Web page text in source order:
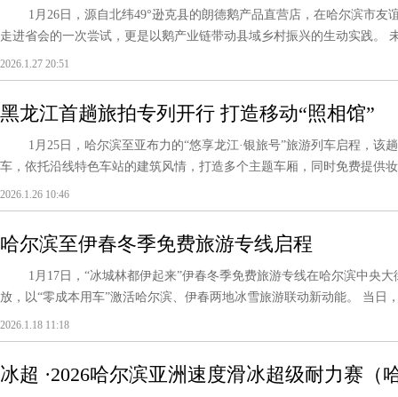
1月26日，源自北纬49°逊克县的朗德鹅产品直营店，在哈尔滨市友
走进省会的一次尝试，更是以鹅产业链带动县域乡村振兴的生动实践。
2026.1.27 20:51
黑龙江首趟旅拍专列开行 打造移动“照相馆”
1月25日，哈尔滨至亚布力的“悠享龙江·银旅号”旅游列车启程，该
车，依托沿线特色车站的建筑风情，打造多个主题车厢，同时免费提供
2026.1.26 10:46
哈尔滨至伊春冬季免费旅游专线启程
1月17日，“冰城林都伊起来”伊春冬季免费旅游专线在哈尔滨中央大
放，以“零成本用车”激活哈尔滨、伊春两地冰雪旅游联动新动能。 当日
2026.1.18 11:18
冰超 ·2026哈尔滨亚洲速度滑冰超级耐力赛（